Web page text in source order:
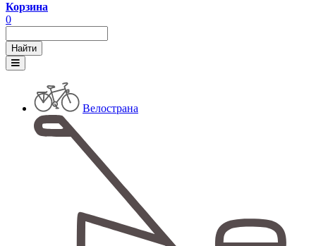
Корзина
0
Велострана